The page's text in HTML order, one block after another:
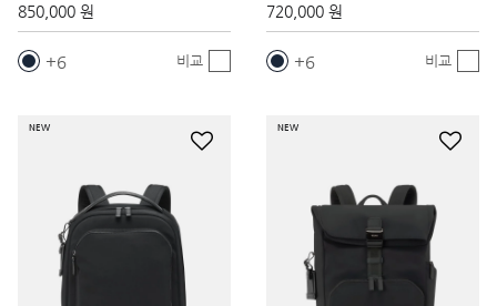
850,000 원
6 비교
720,000 원
6 비교
NEW NEW